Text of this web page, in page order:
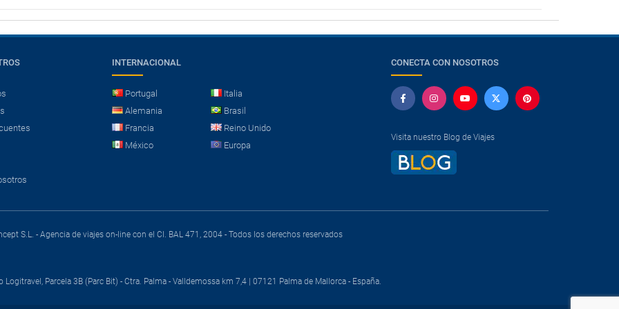
INTERNACIONAL
Portugal
Italia
Alemania
Brasil
Francia
Reino Unido
México
Europa
CONECTA CON NOSOTROS
Visita nuestro Blog de Viajes
S.L. - Agencia de viajes on-line con el CI. BAL 471, 2004 - Todos los derechos reservados
Logitravel, Parcela 3B (Parc Bit) - Ctra. Palma - Valldemossa km 7,4 | 07121 Palma de Mallorca - España.